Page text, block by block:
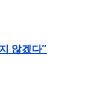
않겠다”